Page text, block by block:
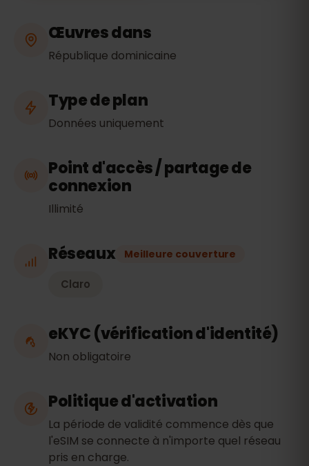
Œuvres dans
République dominicaine
Type de plan
Données uniquement
Point d'accès / partage de
connexion
Illimité
Réseaux Meilleure couverture
Claro
eKYC (vérification d'identité)
Non obligatoire
Politique d'activation
La période de validité commence dès que
l'eSIM se connecte à n'importe quel réseau
pris en charge.